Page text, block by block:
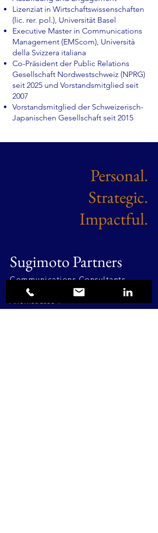
Lizenziat in Wirtschaftswissenschaften
(lic. rer. pol.), Universität Basel
Executive Master in Communications
Management (EMScom), Università
della Svizzera italiana
Co-Präsident der Public Relations
Gesellschaft Nordwestschweiz (NPRG)
seit 2025 und Vorstandsmitglied seit
2007
Vorstandsmitglied der Schweizerisch-
Japanischen Gesellschaft seit 2015
Personal.
Strategic.
Impactful.
Sugimoto Partners
Communications Consultants
Ahornstrasse 1